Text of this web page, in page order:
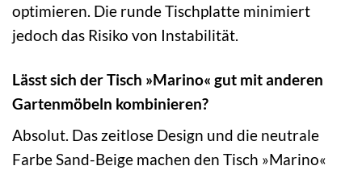
optimieren. Die runde Tischplatte minimiert
jedoch das Risiko von Instabilität.
Lässt sich der Tisch »Marino« gut mit anderen
Gartenmöbeln kombinieren?
Absolut. Das zeitlose Design und die neutrale
Farbe Sand-Beige machen den Tisch »Marino«